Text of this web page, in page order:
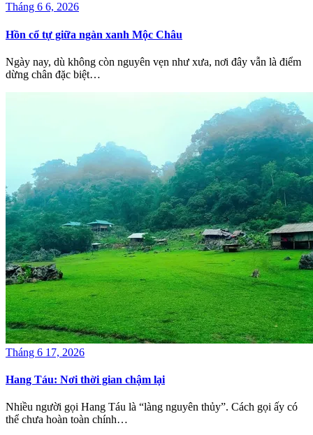
Tháng 6 6, 2026
Hồn cổ tự giữa ngàn xanh Mộc Châu
Ngày nay, dù không còn nguyên vẹn như xưa, nơi đây vẫn là điểm
dừng chân đặc biệt…
Tháng 6 17, 2026
Hang Táu: Nơi thời gian chậm lại
Nhiều người gọi Hang Táu là “làng nguyên thủy”. Cách gọi ấy có
thể chưa hoàn toàn chính…